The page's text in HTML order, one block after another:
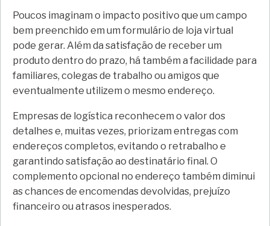
Poucos imaginam o impacto positivo que um campo
bem preenchido em um formulário de loja virtual
pode gerar. Além da satisfação de receber um
produto dentro do prazo, há também a facilidade para
familiares, colegas de trabalho ou amigos que
eventualmente utilizem o mesmo endereço.
Empresas de logística reconhecem o valor dos
detalhes e, muitas vezes, priorizam entregas com
endereços completos, evitando o retrabalho e
garantindo satisfação ao destinatário final. O
complemento opcional no endereço também diminui
as chances de encomendas devolvidas, prejuízo
financeiro ou atrasos inesperados.